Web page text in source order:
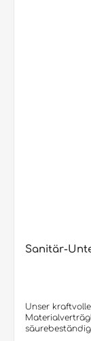
einer 750-ml
kopfwärts
deckend die
PermaClean
Minuten
bei
einer Bürste
lässt sich
bei
vielen anderen
Hinweis:
werden. Auf
aufsitzender
vorzudringen
Silikonfuge
Fugenreiniger
hilft nur noch
ml/Flasche (15
Sanitär-
Unser